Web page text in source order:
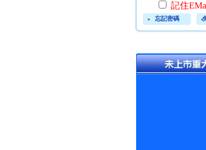
記住
忘記密碼